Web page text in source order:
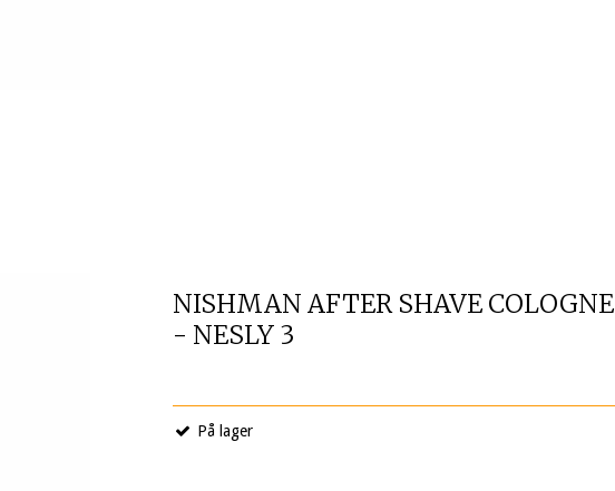
NISHMAN AFTER SHAVE COLOGNE
- NESLY 3
På lager